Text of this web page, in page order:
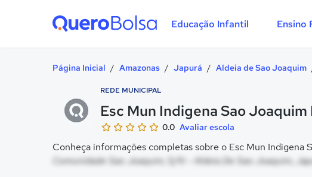
Educação Infantil Ensino
Página Inicial / Amazonas / Japurá / Aldeia de Sao Joaquim
REDE MUNICIPAL
Esc Mun Indigena Sao Joaquim
0.0 Avaliar escola
Conheça informações completas sobre o Esc Mun Indigena
Comunidade Sao Joaquim, S/N - Aldeia De Sao Joaquim,